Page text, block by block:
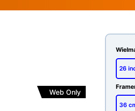
Web Only
26
36